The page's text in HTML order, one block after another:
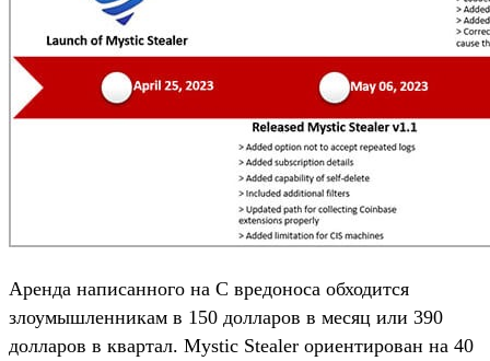
Аренда написанного на C вредоноса обходится
злоумышленникам в 150 долларов в месяц или 390
долларов в квартал. Mystic Stealer ориентирован на 40